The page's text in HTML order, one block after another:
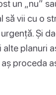
un „nu”
să vii cu o
Și
planuri
proceda